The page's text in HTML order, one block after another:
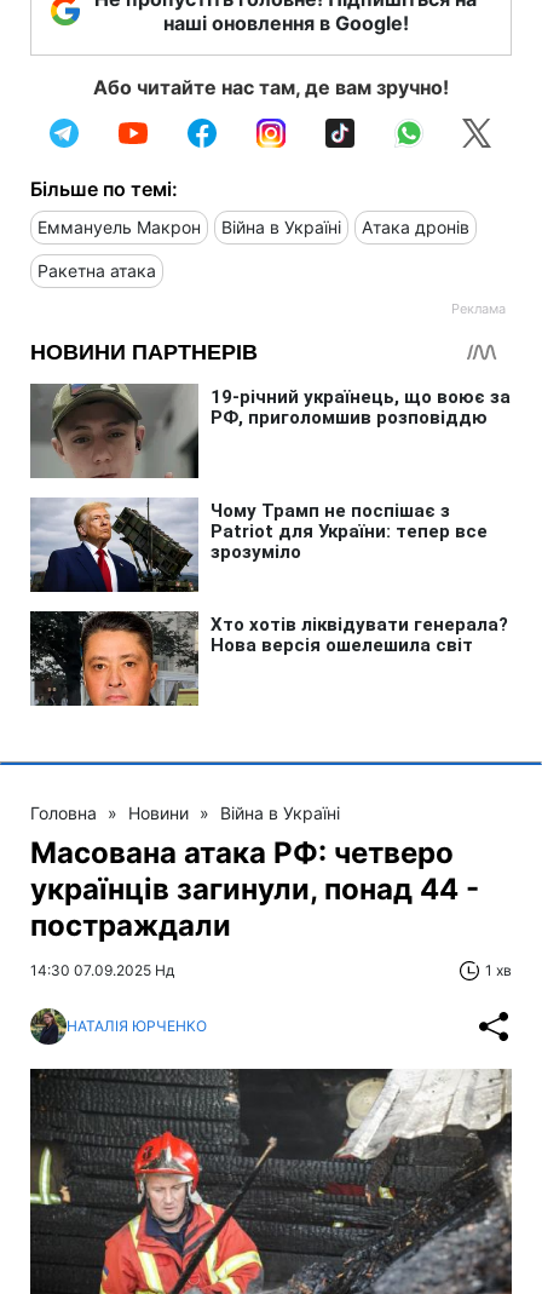
наші оновлення в Google!
Або читайте нас там, де вам зручно!
Більше по темі:
Еммануель Макрон Війна в Україні Атака дронів
Ракетна атака
Головна » Новини » Війна в Україні
Масована атака РФ: четверо
українців загинули, понад 44 -
постраждали
14:30 07.09.2025 Нд 1 хв
НАТАЛІЯ ЮРЧЕНКО